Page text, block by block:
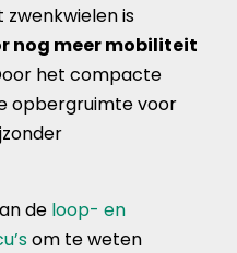
zwenkwielen is
nog meer mobiliteit
het compacte
opbergruimte voor
de loop- en
om te weten